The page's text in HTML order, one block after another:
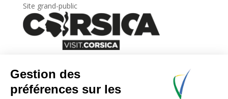
Site grand-public
Newsletter
Inscrivez-vous àla lettre d’information